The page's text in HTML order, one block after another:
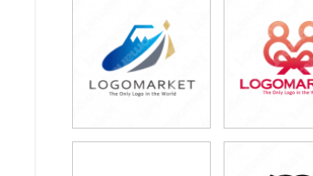
49,800円
(税込54,780円)
49,800
(税込